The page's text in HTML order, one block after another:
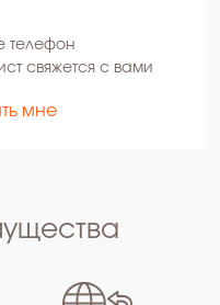
телефон
свяжется с вами
мне